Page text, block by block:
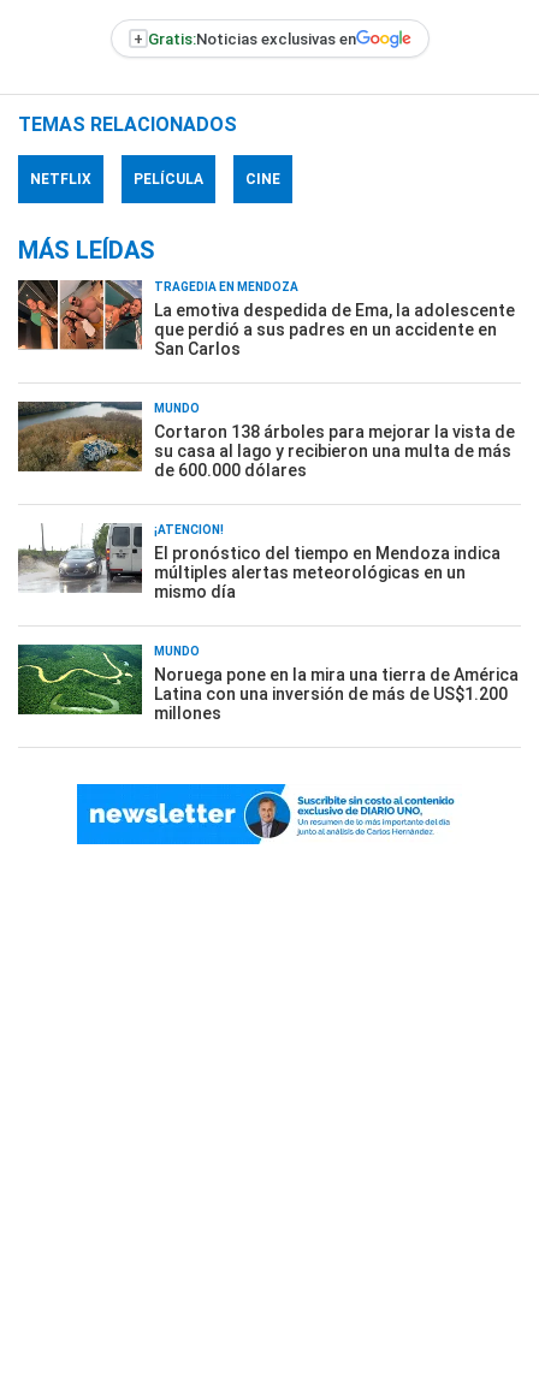
+ Gratis:Noticias exclusivas en
TEMAS RELACIONADOS
NETFLIX PELÍCULA CINE
MÁS LEÍDAS
TRAGEDIA EN MENDOZA
La emotiva despedida de Ema, la adolescente
que perdió a sus padres en un accidente en
San Carlos
MUNDO
Cortaron 138 árboles para mejorar la vista de
su casa al lago y recibieron una multa de más
de 600.000 dólares
¡ATENCIÓN!
El pronóstico del tiempo en Mendoza indica
múltiples alertas meteorológicas en un
mismo día
MUNDO
Noruega pone en la mira una tierra de América
Latina con una inversión de más de US$1.200
millones